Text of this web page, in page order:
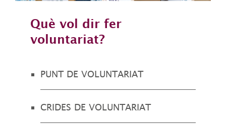
Què vol dir fer
voluntariat?
PUNT DE VOLUNTARIAT
CRIDES DE VOLUNTARIAT